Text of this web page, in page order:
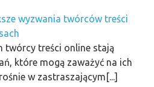
wyzwania twórców treści
twórcy treści online stają
które mogą zaważyć na ich
w zastraszającym[...]